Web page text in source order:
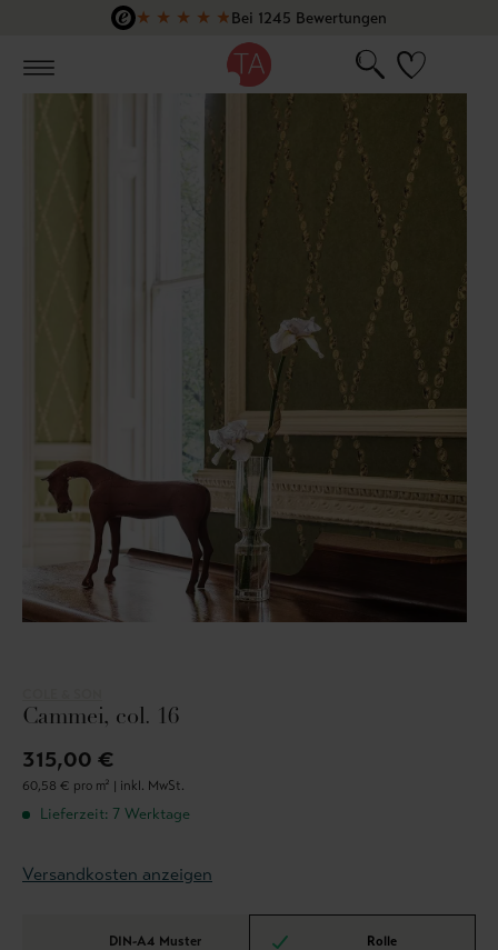
Zum Hauptinhalt springen
★ ★ ★ ★ ★Bei 1245 Bewertungen
Cammei, col. 16
315,00 €
60,58 € pro m² | inkl. MwSt.
Lieferzeit: 7 Werktage
Versandkosten anzeigen
DIN-A4 Muster Rolle